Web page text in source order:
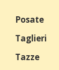
Posate
Taglieri
Tazze